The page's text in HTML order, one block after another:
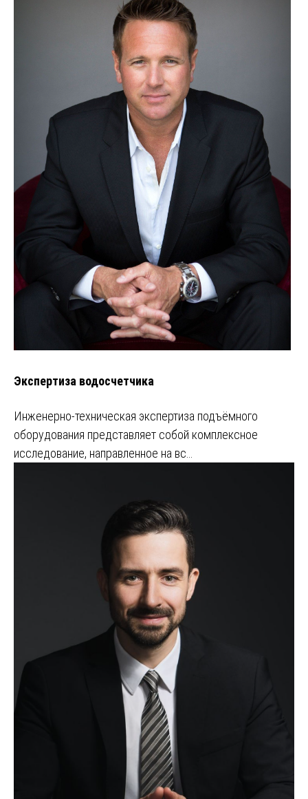
Экспертиза водосчетчика
Инженерно-техническая экспертиза подъёмного
оборудования представляет собой комплексное
исследование, направленное на вс…